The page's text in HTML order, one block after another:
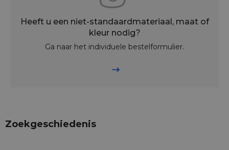
Heeft u een niet-standaardmateriaal, maat of
kleur nodig?
Ga naar het individuele bestelformulier.
Zoekgeschiedenis